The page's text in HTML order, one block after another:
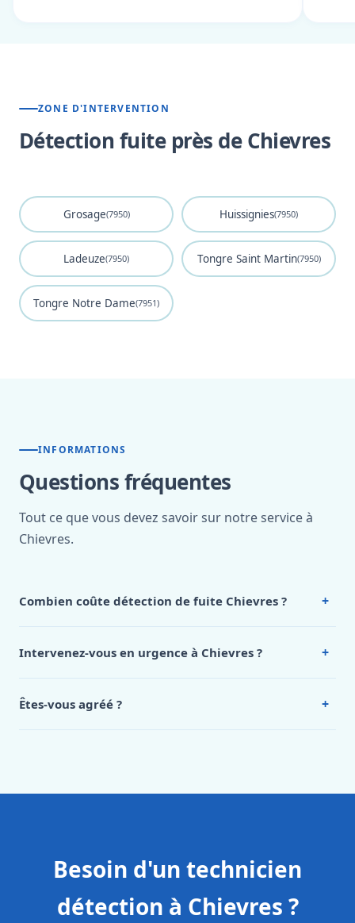
ZONE D'INTERVENTION
Détection fuite près de Chievres
Grosage(7950) Huissignies(7950)
Ladeuze(7950) Tongre Saint Martin(7950)
Tongre Notre Dame(7951)
INFORMATIONS
Questions fréquentes
Tout ce que vous devez savoir sur notre service à
Chievres.
Combien coûte détection de fuite Chievres ? +
Chievres, appelez le 0472 53 24 26.
Intervenez-vous en urgence à Chievres ? +
Êtes-vous agréé ? +
Besoin d'un technicien
détection à Chievres ?